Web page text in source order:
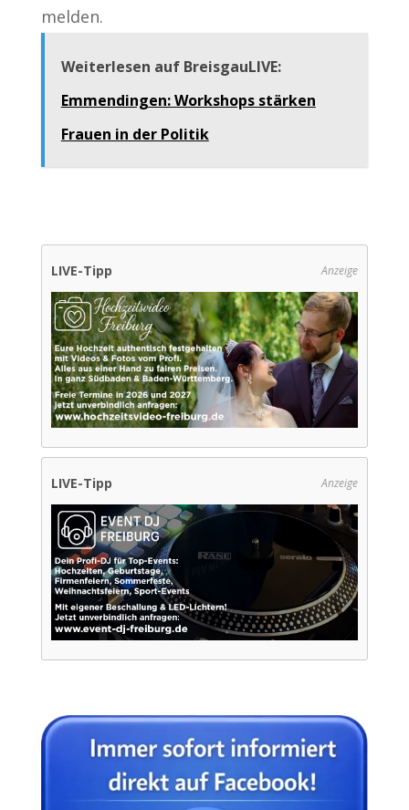
melden.
Weiterlesen auf BreisgauLIVE:
Emmendingen: Workshops stärken
Frauen in der Politik
LIVE-Tipp Anzeige
LIVE-Tipp Anzeige